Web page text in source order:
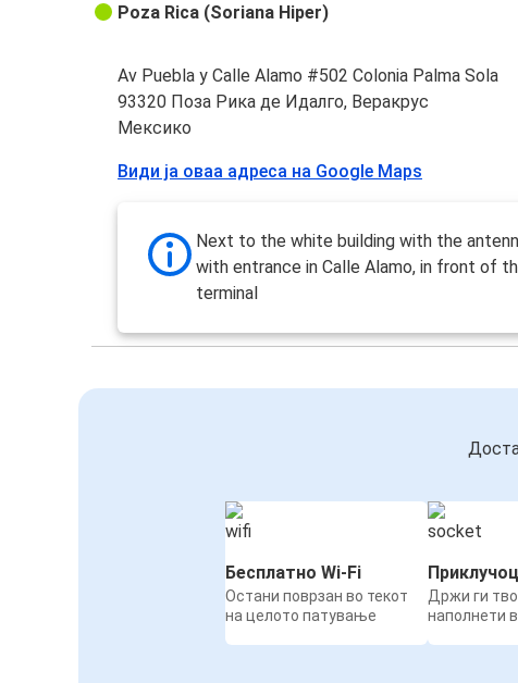
Poza Rica (Soriana Hiper)
Av Puebla y Calle Alamo #502 Colonia Palma Sola
93320 Поза Рика де Идалго, Веракрус
Мексико
Види ја оваа адреса на Google Maps
Next to the white building with the
with entrance in Calle Alamo, in front of
terminal
Бесплатно Wi-Fi
Остани поврзан во текот
на целото патување
Држи ги
наполнети